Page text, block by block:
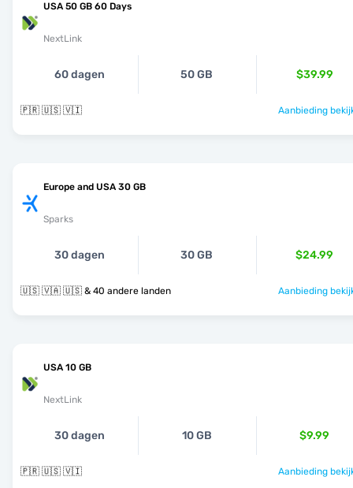
USA 50 GB 60 Days
NextLink
60 dagen 50 GB $39.99
🇵🇷 🇺🇸 🇻🇮 Aanbieding
Europe and USA 30 GB
Sparks
30 dagen 30 GB $24.99
🇺🇸 🇻🇦 🇺🇸 & 40 andere landen Aanbieding
USA 10 GB
NextLink
30 dagen 10 GB $9.99
🇵🇷 🇺🇸 🇻🇮 Aanbieding